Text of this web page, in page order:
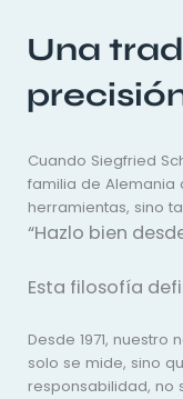
Una
Cuando Siegfried
familia de Alemania
herramientas, sino
“Hazlo bien
Esta filosofía
Desde 1971,
solo se mide, sino
responsabilidad, no